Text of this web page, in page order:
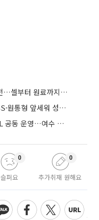
K배터리, 북미·유럽 공급망 선점전…셀부터 원료까지 현지화
LG엔솔, 2개 분기 만에 흑자…ESS·원통형 앞세워 성장 가속
NCC 139만t 줄이고 롯데·한화·DL 공동 운영…여수 1호 본궤도
슬퍼요
0
추가취재 원해요
0